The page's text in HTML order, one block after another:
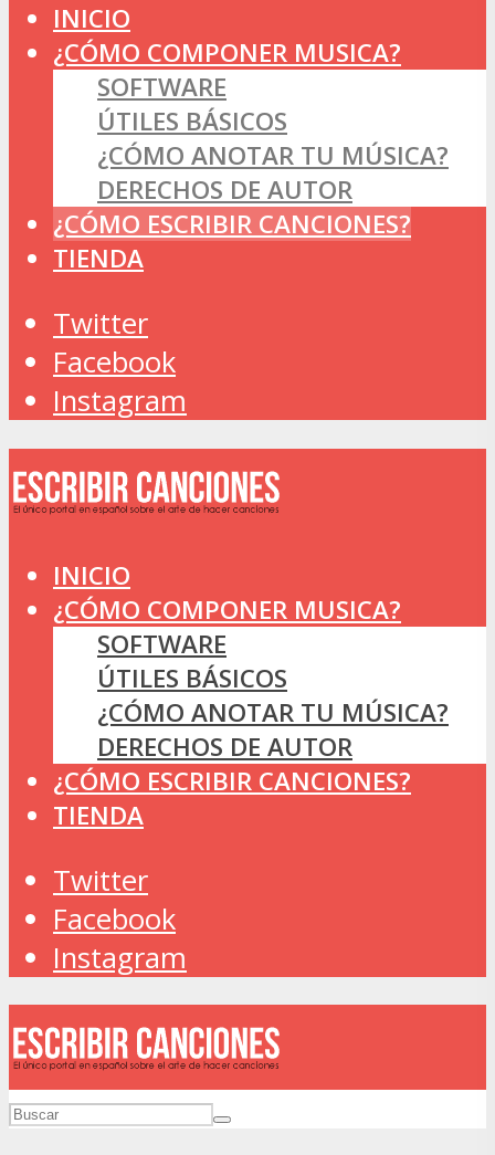
INICIO
¿CÓMO COMPONER MUSICA?
SOFTWARE
ÚTILES BÁSICOS
¿CÓMO ANOTAR TU MÚSICA?
DERECHOS DE AUTOR
¿CÓMO ESCRIBIR CANCIONES?
TIENDA
Twitter
Facebook
Instagram
INICIO
¿CÓMO COMPONER MUSICA?
SOFTWARE
ÚTILES BÁSICOS
¿CÓMO ANOTAR TU MÚSICA?
DERECHOS DE AUTOR
¿CÓMO ESCRIBIR CANCIONES?
TIENDA
Twitter
Facebook
Instagram